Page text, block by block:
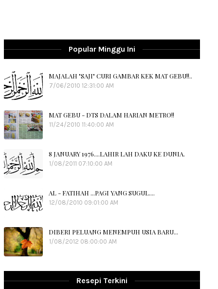
Popular Minggu Ini
MAJALAH "SAJI" CURI GAMBAR KEK MAT GEBU!!..
7/06/2010 12:31:00 AM
MAT GEBU - DTS DALAM HARIAN METRO!!
11/24/2010 11:40:00 AM
8 JANUARY 1976....LAHIR LAH DAKU KE DUNIA.
1/08/2011 07:10:00 AM
AL - FATIHAH ...PAGI YANG SUGUL....
12/08/2010 09:01:00 AM
DIBERI PELUANG MENEMPUH USIA BARU...
1/08/2012 08:00:00 AM
Resepi Terkini